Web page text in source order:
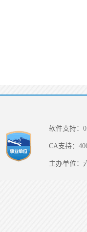
软件支持：
CA支持：
主办单位：